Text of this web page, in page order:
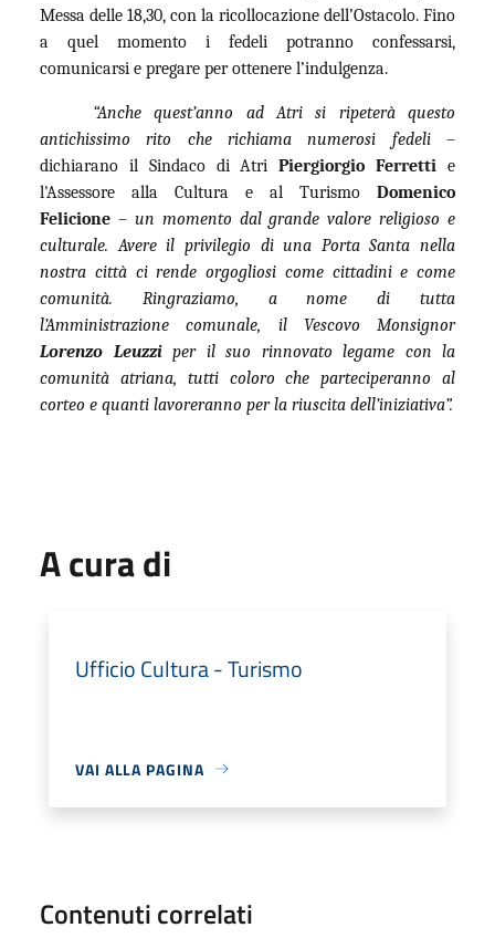
Messa delle 18,30, con la ricollocazione dell’Ostacolo. Fino
a quel momento i fedeli potranno confessarsi,
comunicarsi e pregare per ottenere l’indulgenza.
“Anche quest’anno ad Atri si ripeterà questo
antichissimo rito che richiama numerosi fedeli–
dichiarano il Sindaco di AtriPiergiorgio Ferretti e
l'Assessore alla Cultura e al Turismo Domenico
Felicione – un momento dal grande valore religioso e
culturale. Avere il privilegio di una Porta Santa nella
nostra città ci rende orgogliosi come cittadini e come
comunità. Ringraziamo, a nome di tutta
l’Amministrazione comunale, il Vescovo Monsignor
Lorenzo Leuzziper il suo rinnovato legame con la
comunità atriana, tutti coloro che parteciperanno al
corteo e quanti lavoreranno per la riuscita dell’iniziativa”.
A cura di
Ufficio Cultura - Turismo
VAI ALLA PAGINA
Contenuti correlati